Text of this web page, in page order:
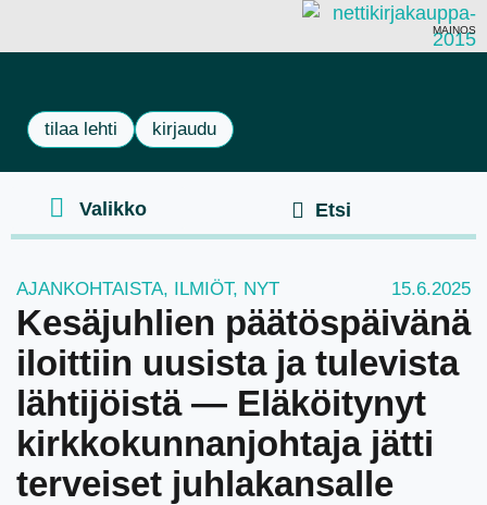
MAINOS
tilaa lehti kirjaudu
AJANKOHTAISTA, ILMIÖT, NYT 15.6.2025
Kesäjuhlien päätöspäivänä
iloittiin uusista ja tulevista
lähtijöistä — Eläköitynyt
kirkkokunnanjohtaja jätti
terveiset juhlakansalle